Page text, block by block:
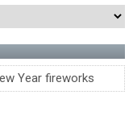
Year fireworks